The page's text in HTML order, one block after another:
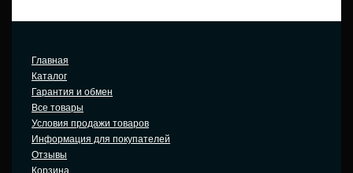
Главная
Каталог
Гарантия и обмен
Все товары
Условия продажи товаров
Информация для покупателей
Отзывы